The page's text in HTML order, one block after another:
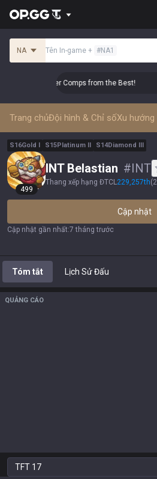
NA Tên In-game + #NA1
Top-tier Comps from the Best!
Trang chủĐội hình & Chỉ sốXu
S16Gold I S15Platinum II S14Diamond III
499
INT Belastian #INT
Thang xếp hạng ĐTCL229,257th(
Cập nhật
Cập nhật gần nhất:7 tháng trước
Tóm tắt Lịch Sử Đấu
QUẢNG CÁO
TFT 17